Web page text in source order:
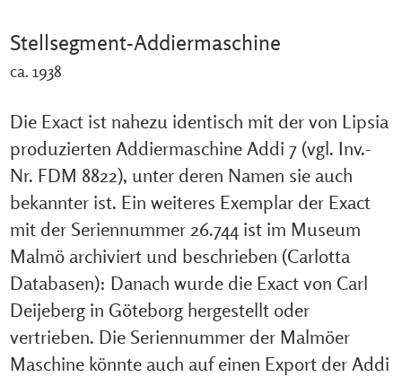
Stellsegment-Addiermaschine
ca. 1938
Die Exact ist nahezu identisch mit der von Lipsia
produzierten Addiermaschine Addi 7 (vgl. Inv.-
Nr. FDM 8822), unter deren Namen sie auch
bekannter ist. Ein weiteres Exemplar der Exact
mit der Seriennummer 26.744 ist im Museum
Malmö archiviert und beschrieben (Carlotta
Databasen): Danach wurde die Exact von Carl
Deijeberg in Göteborg hergestellt oder
vertrieben. Die Seriennummer der Malmöer
Maschine könnte auch auf einen Export der Addi